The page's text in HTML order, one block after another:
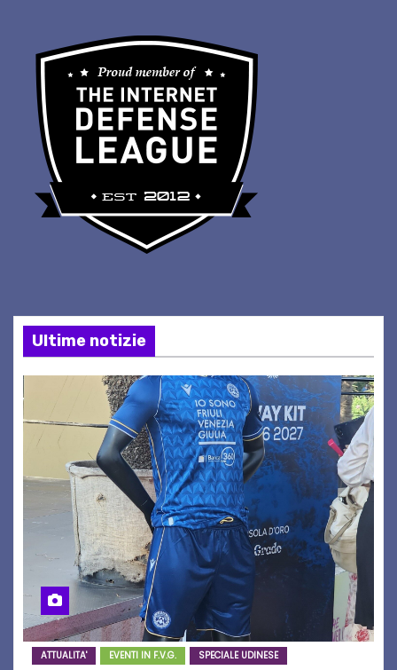
Ultime notizie
ATTUALITA' EVENTI IN F.V.G. SPECIALE UDINESE